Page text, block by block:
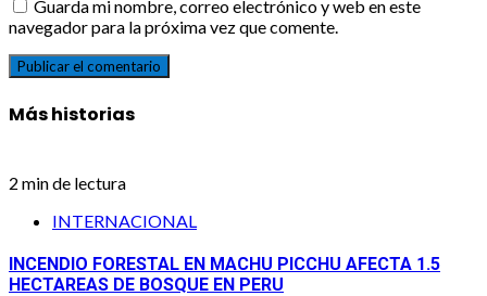
Guarda mi nombre, correo electrónico y web en este
navegador para la próxima vez que comente.
Más historias
2 min de lectura
INTERNACIONAL
INCENDIO FORESTAL EN MACHU PICCHU AFECTA 1.5
HECTAREAS DE BOSQUE EN PERU